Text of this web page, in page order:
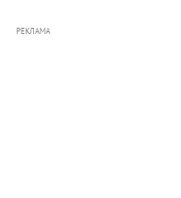
РЕКЛАМА